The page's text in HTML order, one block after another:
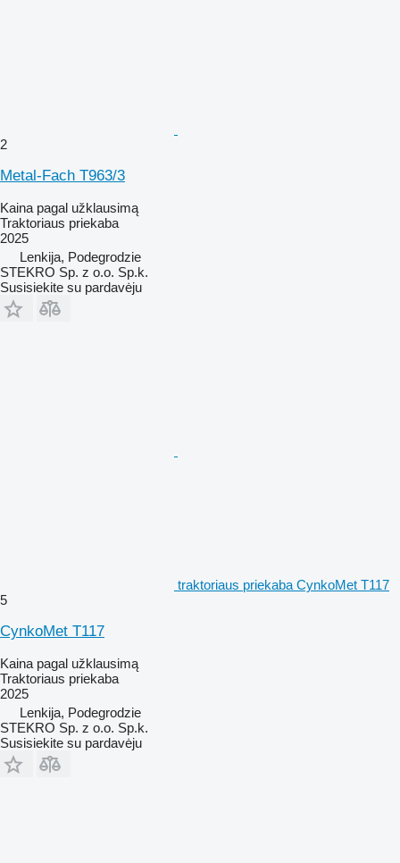
2
Metal-Fach T963/3
Kaina pagal užklausimą
Traktoriaus priekaba
2025
Lenkija, Podegrodzie
STEKRO Sp. z o.o. Sp.k.
Susisiekite su pardavėju
traktoriaus priekaba CynkoMet T117
5
CynkoMet T117
Kaina pagal užklausimą
Traktoriaus priekaba
2025
Lenkija, Podegrodzie
STEKRO Sp. z o.o. Sp.k.
Susisiekite su pardavėju